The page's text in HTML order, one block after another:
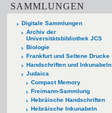
SAMMLUNGEN
Digitale Sammlungen
Archiv der
Universitätsbibliothek JCS
Biologie
Frankfurt und Seltene Drucke
Handschriften und Inkunabeln
Judaica
Compact Memory
Freimann-Sammlung
Hebräische Handschriften
Hebräische Inkunabeln